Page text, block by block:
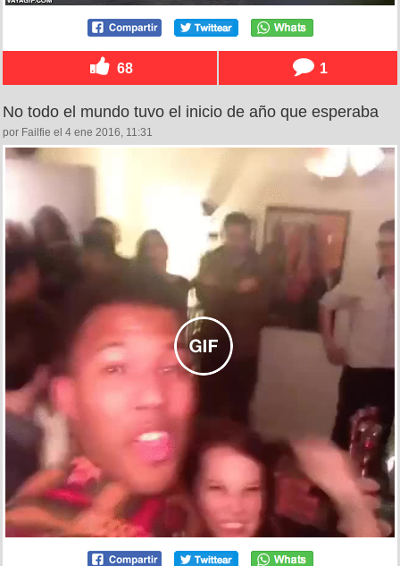
68 1
No todo el mundo tuvo el inicio de año que esperaba
por Failfie el 4 ene 2016, 11:31